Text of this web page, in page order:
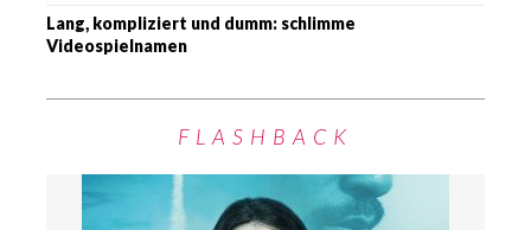
Lang, kompliziert und dumm: schlimme
Videospielnamen
FLASHBACK